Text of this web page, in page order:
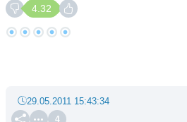
4.32
4
29.05.2011 15:43:34